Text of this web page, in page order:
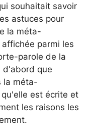
souhaitait savoir
astuces pour
la méta-
parmi les
parole de la
d'abord que
la méta-
est écrite et
les raisons les